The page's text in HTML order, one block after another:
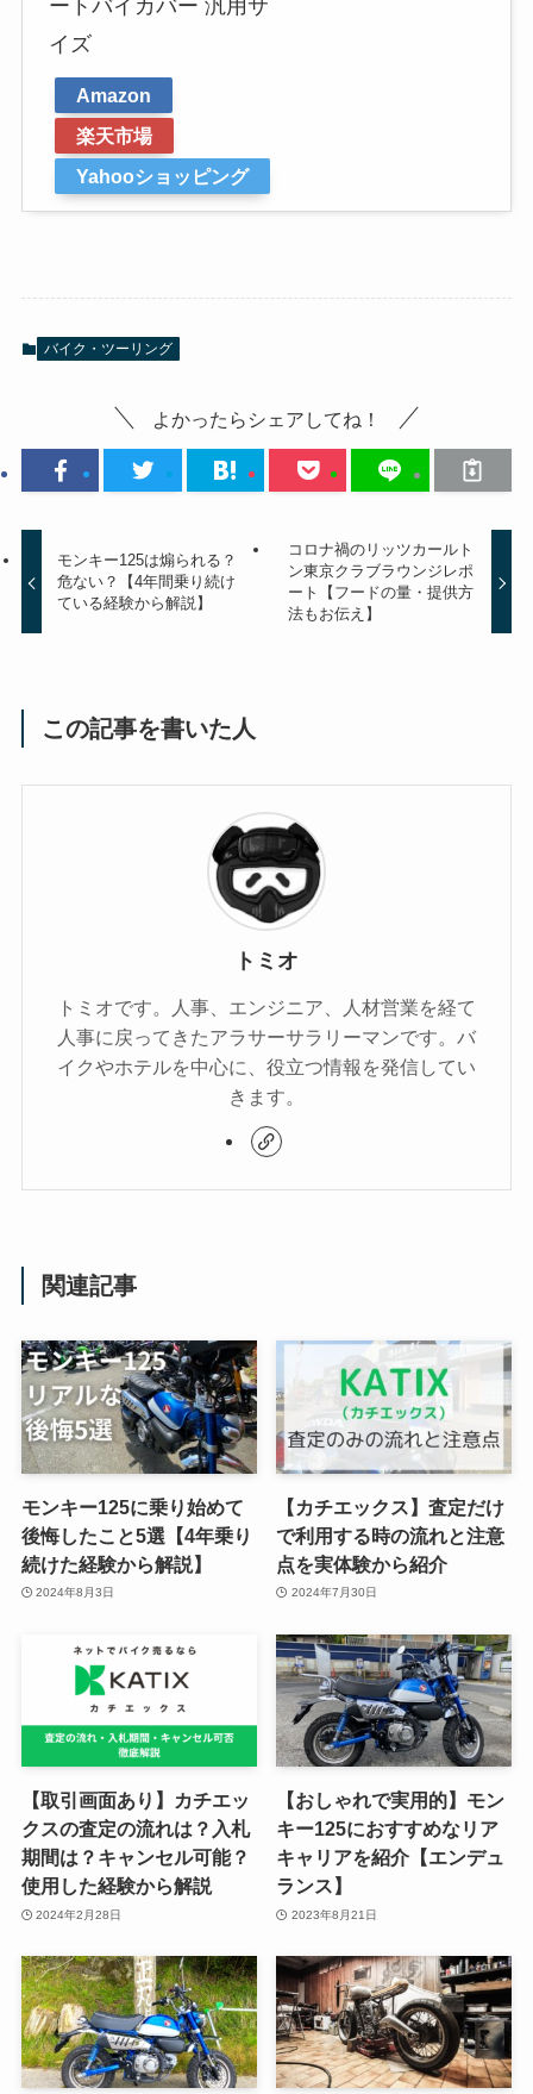
ートバイカバー 汎用サ
イズ
Amazon
楽天市場
Yahooショッピング
バイク・ツーリング
よかったらシェアしてね！
モンキー125は煽られる？
危ない？【4年間乗り続け
ている経験から解説】
コロナ禍のリッツカールト
ン東京クラブラウンジレポ
ート【フードの量・提供方
法もお伝え】
この記事を書いた人
トミオ
トミオです。人事、エンジニア、人材営業を経て
人事に戻ってきたアラサーサラリーマンです。バ
イクやホテルを中心に、役立つ情報を発信してい
きます。
関連記事
モンキー125に乗り始めて
後悔したこと5選【4年乗り
続けた経験から解説】
2024年8月3日
【カチエックス】査定だけ
で利用する時の流れと注意
点を実体験から紹介
2024年7月30日
【取引画面あり】カチエッ
クスの査定の流れは？入札
期間は？キャンセル可能？
使用した経験から解説
2024年2月28日
【おしゃれで実用的】モン
キー125におすすめなリア
キャリアを紹介【エンデュ
ランス】
2023年8月21日